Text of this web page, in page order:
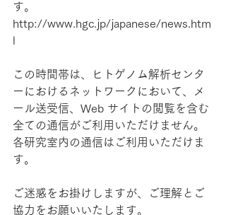
す。
http://www.hgc.jp/japanese/news.htm
l
この時間帯は、ヒトゲノム解析センタ
ーにおけるネットワークにおいて、メ
ール送受信、Web サイトの閲覧を含む
全ての通信がご利用いただけません。
各研究室内の通信はご利用いただけま
す。
ご迷惑をお掛けしますが、ご理解とご
協力をお願いいたします。